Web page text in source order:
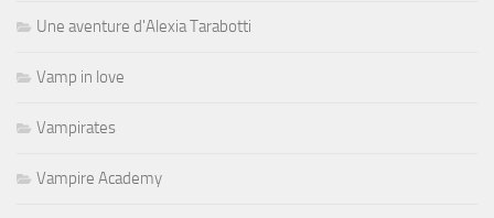
Une aventure d'Alexia Tarabotti
Vamp in love
Vampirates
Vampire Academy